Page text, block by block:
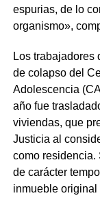
espurias, de lo
organismo»,
Los trabajadores
de colapso del
Adolescencia
año fue
viviendas, que
Justicia al
como residencia.
de carácter
inmueble